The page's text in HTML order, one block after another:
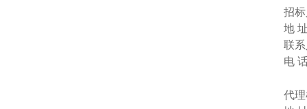
招
地
联
电
代